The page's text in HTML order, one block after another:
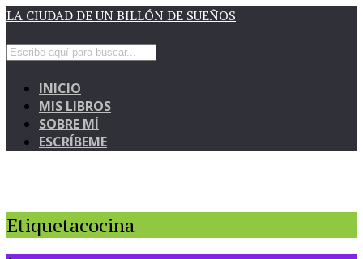
LA CIUDAD DE UN BILLÓN DE SUEÑOS
INICIO
MIS LIBROS
SOBRE MÍ
ESCRÍBEME
Etiquetacocina